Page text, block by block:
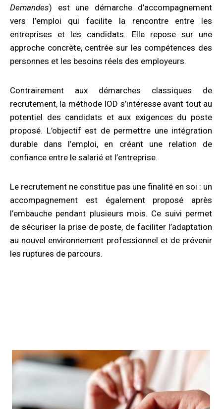
Demandes) est une démarche d’accompagnement
vers l’emploi qui facilite la rencontre entre les
entreprises et les candidats. Elle repose sur une
approche concrète, centrée sur les compétences des
personnes et les besoins réels des employeurs.
Contrairement aux démarches classiques de
recrutement, la méthode IOD s’intéresse avant tout au
potentiel des candidats et aux exigences du poste
proposé. L’objectif est de permettre une intégration
durable dans l’emploi, en créant une relation de
confiance entre le salarié et l’entreprise.
Le recrutement ne constitue pas une finalité en soi : un
accompagnement est également proposé après
l’embauche pendant plusieurs mois. Ce suivi permet
de sécuriser la prise de poste, de faciliter l’adaptation
au nouvel environnement professionnel et de prévenir
les ruptures de parcours.